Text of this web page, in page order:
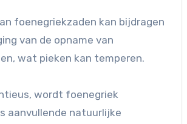
van de opname van
wat pieken kan temperen.
wordt foenegriek
aanvullende natuurlijke